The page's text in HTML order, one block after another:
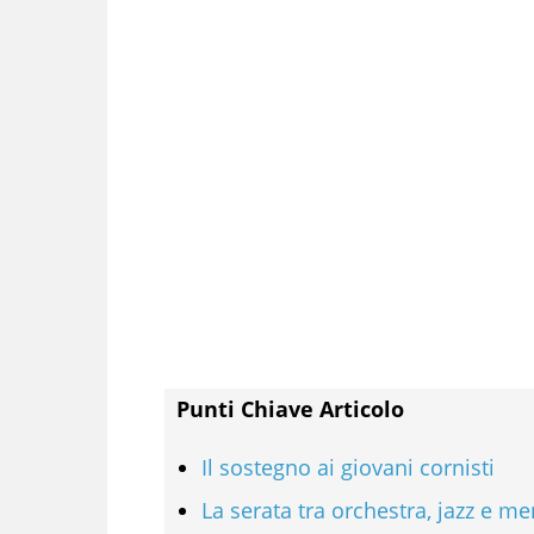
Punti Chiave Articolo
Il sostegno ai giovani cornisti
La serata tra orchestra, jazz e